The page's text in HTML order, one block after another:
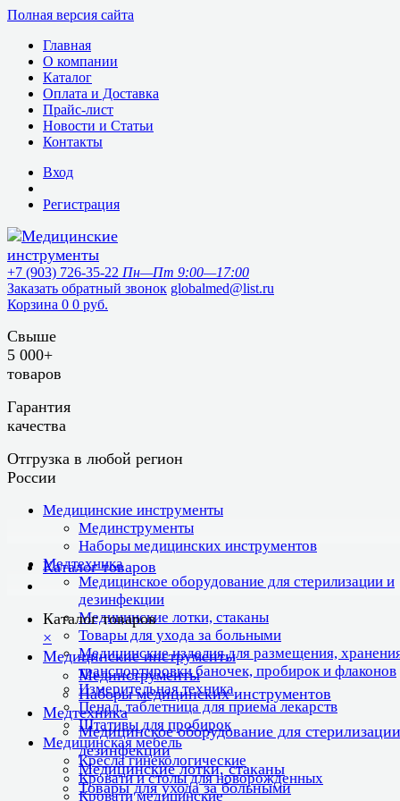
Полная версия сайта
Главная
О компании
Каталог
Оплата и Доставка
Прайс-лист
Новости и Статьи
Контакты
Вход
Регистрация
+7 (903) 726-35-22 Пн—Пт 9:00—17:00
Заказать обратный звонок globalmed@list.ru
Корзина 0 0 руб.
Свыше
5 000+
товаров
Гарантия
качества
Отгрузка в любой регион
России
Медицинские инструменты
Мединструменты
Наборы медицинских инструментов
Медтехника
Медицинское оборудование для стерилизации и
дезинфекции
Медицинские лотки, стаканы
Товары для ухода за больными
Медицинские изделия для размещения,
транспортировки баночек, пробирок и флаконов
Измерительная техника
Пенал, таблетница для приема лекарств
Штативы для пробирок
Медицинская мебель
Кресла гинекологические
Кровати и столы для новорожденных
Кровати медицинские
Каталог товаров
Каталог товаров
×
Медицинские инструменты
Мединструменты
Наборы медицинских инструментов
Медтехника
Медицинское оборудование для
дезинфекции
Медицинские лотки, стаканы
Товары для ухода за больными